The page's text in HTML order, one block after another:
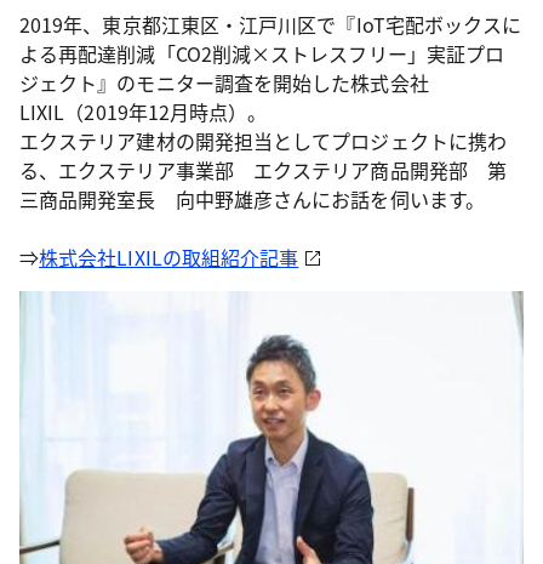
2019年、東京都江東区・江戸川区で『IoT宅配ボックスに
よる再配達削減「CO2削減×ストレスフリー」実証プロ
ジェクト』のモニター調査を開始した株式会社
LIXIL（2019年12月時点）。
エクステリア建材の開発担当としてプロジェクトに携わ
る、エクステリア事業部 エクステリア商品開発部 第
三商品開発室長 向中野雄彦さんにお話を伺います。
⇒株式会社LIXILの取組紹介記事